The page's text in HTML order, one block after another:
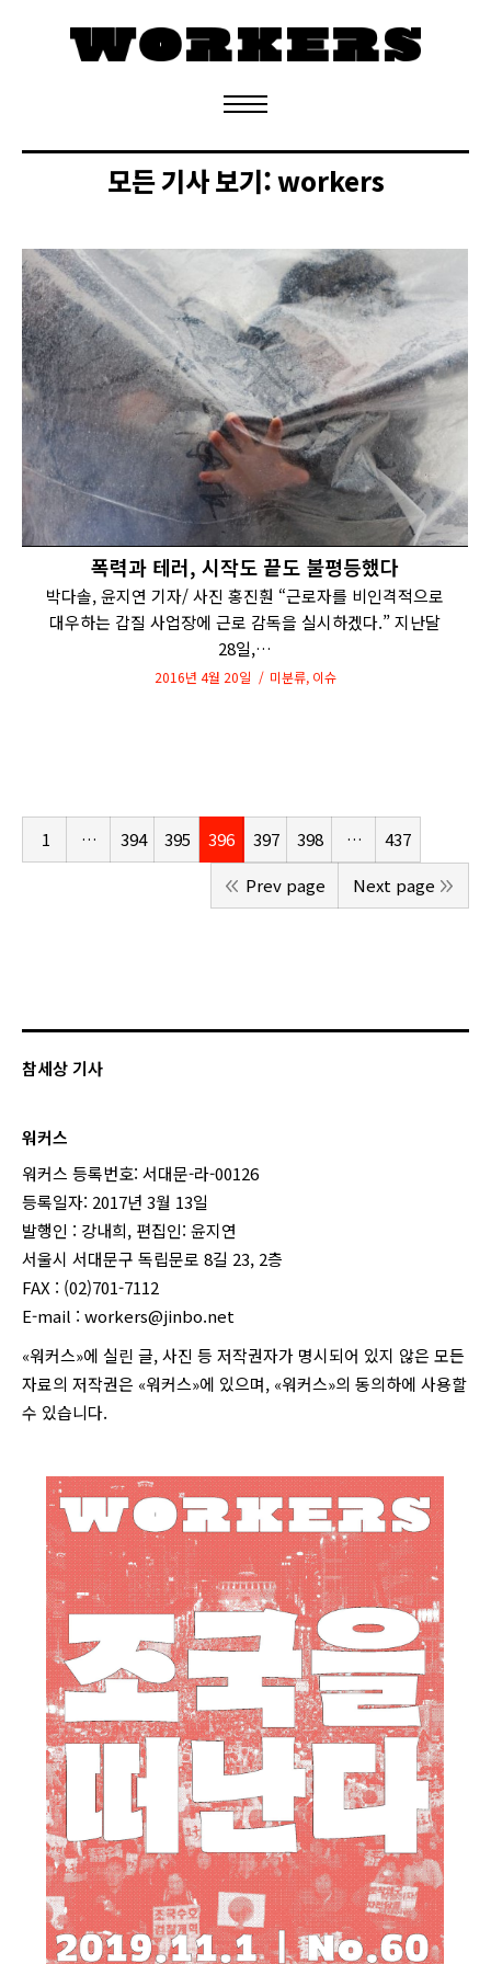
정기구독 신청
모든 기사 보기:workers
폭력과 테러, 시작도 끝도 불평등했다
박다솔, 윤지연 기자/ 사진 홍진훤 “근로자를 비인격적으로
대우하는 갑질 사업장에 근로 감독을 실시하겠다.” 지난달
28일,…
2016년 4월 20일 미분류, 이슈
1 … 394 395 396 397 398 …
437
Prev page
Next page
참세상 기사
워커스
워커스 등록번호: 서대문-라-00126
등록일자: 2017년 3월 13일
발행인 : 강내희, 편집인: 윤지연
서울시 서대문구 독립문로 8길 23, 2층
FAX : (02)701-7112
E-mail : workers@jinbo.net
«워커스»에 실린 글, 사진 등 저작권자가 명시되어 있지 않은 모든
자료의 저작권은 «워커스»에 있으며, «워커스»의 동의하에 사용할
수 있습니다.